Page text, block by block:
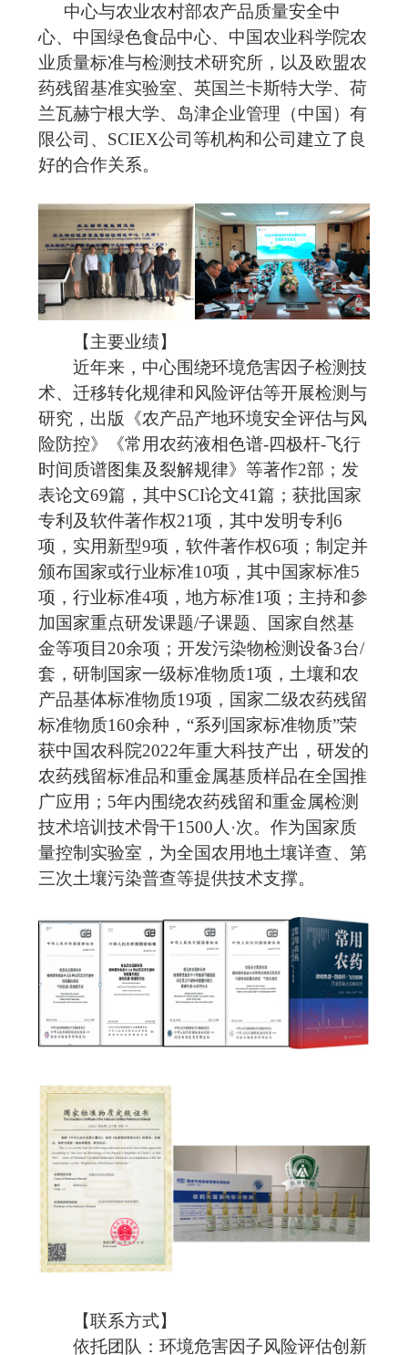
中心与农业农村部农产品质量安全中
心、中国绿色食品中心、中国农业科学院农
业质量标准与检测技术研究所，以及欧盟农
药残留基准实验室、英国兰卡斯特大学、荷
兰瓦赫宁根大学、岛津企业管理（中国）有
限公司、 SCIEX公司等机构和公司建立了良
好的合作关系。
【主要业绩】
近年来，中心围绕环境危害因子检测技
术、迁移转化规律和风险评估等开展检测与
研究，出版《农产品产地环境安全评估与风
险防控》《常用农药液相色谱-四极杆-飞行
时间质谱图集及裂解规律》等著作2部；发
表论文69篇，其中SCI论文41篇；获批国家
专利及软件著作权21项，其中发明专利6
项，实用新型9项，软件著作权6项；制定并
颁布国家或行业标准10项，其中国家标准5
项，行业标准4项，地方标准1项；主持和参
加国家重点研发课题/子课题、国家自然基
金等项目20余项；开发污染物检测设备3台/
套，研制国家一级标准物质1项，土壤和农
产品基体标准物质19项，国家二级农药残留
标准物质160余种， “系列国家标准物质”荣
获中国农科院2022年重大科技产出，研发的
农药残留标准品和重金属基质样品在全国推
广应用； 5年内围绕农药残留和重金属检测
技术培训技术骨干1500人 ·次。作为国家质
量控制实验室，为全国农用地土壤详查、第
三次土壤污染普查等提供技术支撑。
【联系方式】
依托团队：环境危害因子风险评估创新